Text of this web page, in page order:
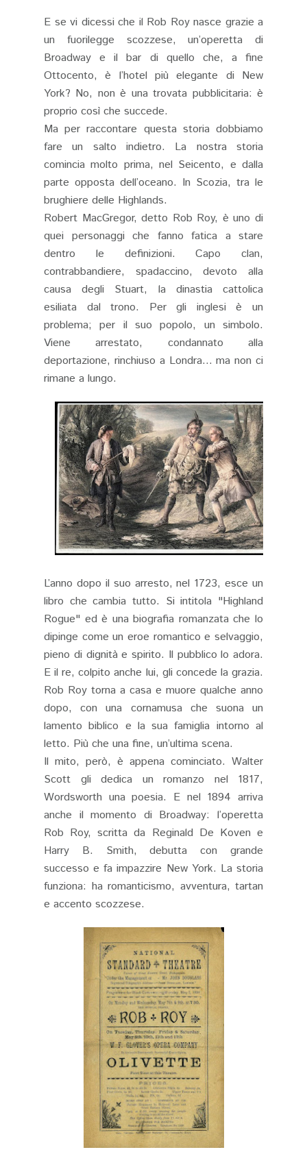
E se vi dicessi che il Rob Roy nasce grazie a
un fuorilegge scozzese, un’operetta di
Broadway e il bar di quello che, a fine
Ottocento, è l’hotel più elegante di New
York? No, non è una trovata pubblicitaria: è
proprio così che succede.
Ma per raccontare questa storia dobbiamo
fare un salto indietro. La nostra storia
comincia molto prima, nel Seicento, e dalla
parte opposta dell’oceano. In Scozia, tra le
brughiere delle Highlands.
Robert MacGregor, detto Rob Roy, è uno di
quei personaggi che fanno fatica a stare
dentro le definizioni. Capo clan,
contrabbandiere, spadaccino, devoto alla
causa degli Stuart, la dinastia cattolica
esiliata dal trono. Per gli inglesi è un
problema; per il suo popolo, un simbolo.
Viene arrestato, condannato alla
deportazione, rinchiuso a Londra… ma non ci
rimane a lungo.
L’anno dopo il suo arresto, nel 1723, esce un
libro che cambia tutto. Si intitola "Highland
Rogue" ed è una biografia romanzata che lo
dipinge come un eroe romantico e selvaggio,
pieno di dignità e spirito. Il pubblico lo adora.
E il re, colpito anche lui, gli concede la grazia.
Rob Roy torna a casa e muore qualche anno
dopo, con una cornamusa che suona un
lamento biblico e la sua famiglia intorno al
letto. Più che una fine, un’ultima scena.
Il mito, però, è appena cominciato. Walter
Scott gli dedica un romanzo nel 1817,
Wordsworth una poesia. E nel 1894 arriva
anche il momento di Broadway: l’operetta
Rob Roy, scritta da Reginald De Koven e
Harry B. Smith, debutta con grande
successo e fa impazzire New York. La storia
funziona: ha romanticismo, avventura, tartan
e accento scozzese.